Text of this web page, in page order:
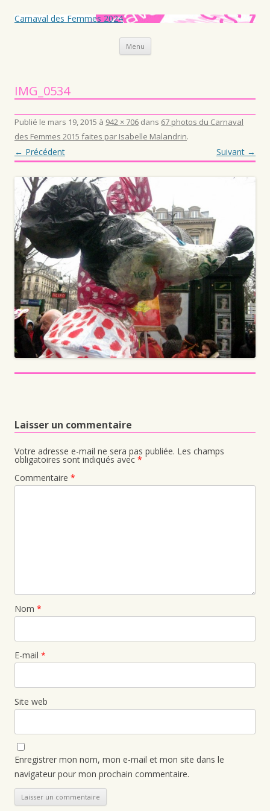
Carnaval des Femmes 2024
Menu Aller au contenu principal
IMG_0534
Publié le mars 19, 2015 à 942 × 706 dans 67 photos du Carnaval
des Femmes 2015 faites par Isabelle Malandrin.
← Précédent Suivant →
Laisser un commentaire
Votre adresse e-mail ne sera pas publiée. Les champs
obligatoires sont indiqués avec *
Commentaire *
Nom *
E-mail *
Site web
Enregistrer mon nom, mon e-mail et mon site dans le
navigateur pour mon prochain commentaire.